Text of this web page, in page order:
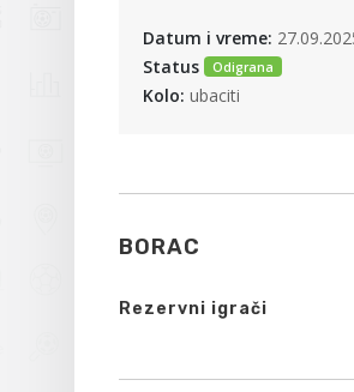
Datum i vreme:
Status
Odigrana
Kolo: ubaciti
BORAC
Rezervni igrači